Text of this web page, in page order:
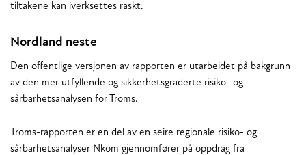
tiltakene kan iverksettes raskt.
Nordland neste
Den offentlige versjonen av rapporten er utarbeidet på bakgrunn
av den mer utfyllende og sikkerhetsgraderte risiko- og
sårbarhetsanalysen for Troms.
Troms-rapporten er en del av en seire regionale risiko- og
sårbarhetsanalyser Nkom gjennomfører på oppdrag fra